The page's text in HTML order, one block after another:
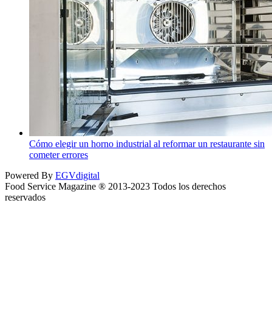
Cómo elegir un horno industrial al reformar un restaurante sin
cometer errores
Powered By EGVdigital
Food Service Magazine ® 2013-2023 Todos los derechos
reservados